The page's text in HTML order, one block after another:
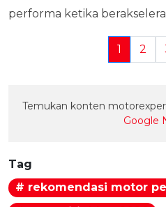
performa ketika
1 2
Temukan konten
Google
Tag
# rekomendasi motor